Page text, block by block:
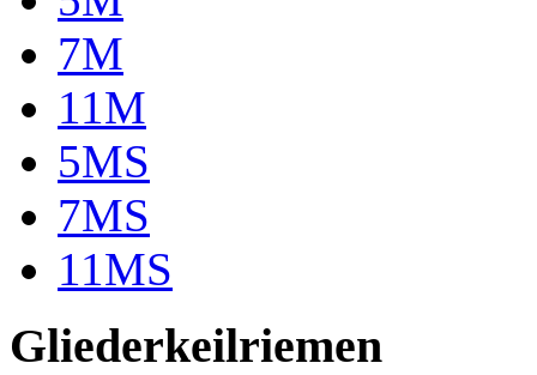
7M
11M
5MS
7MS
11MS
Gliederkeilriemen